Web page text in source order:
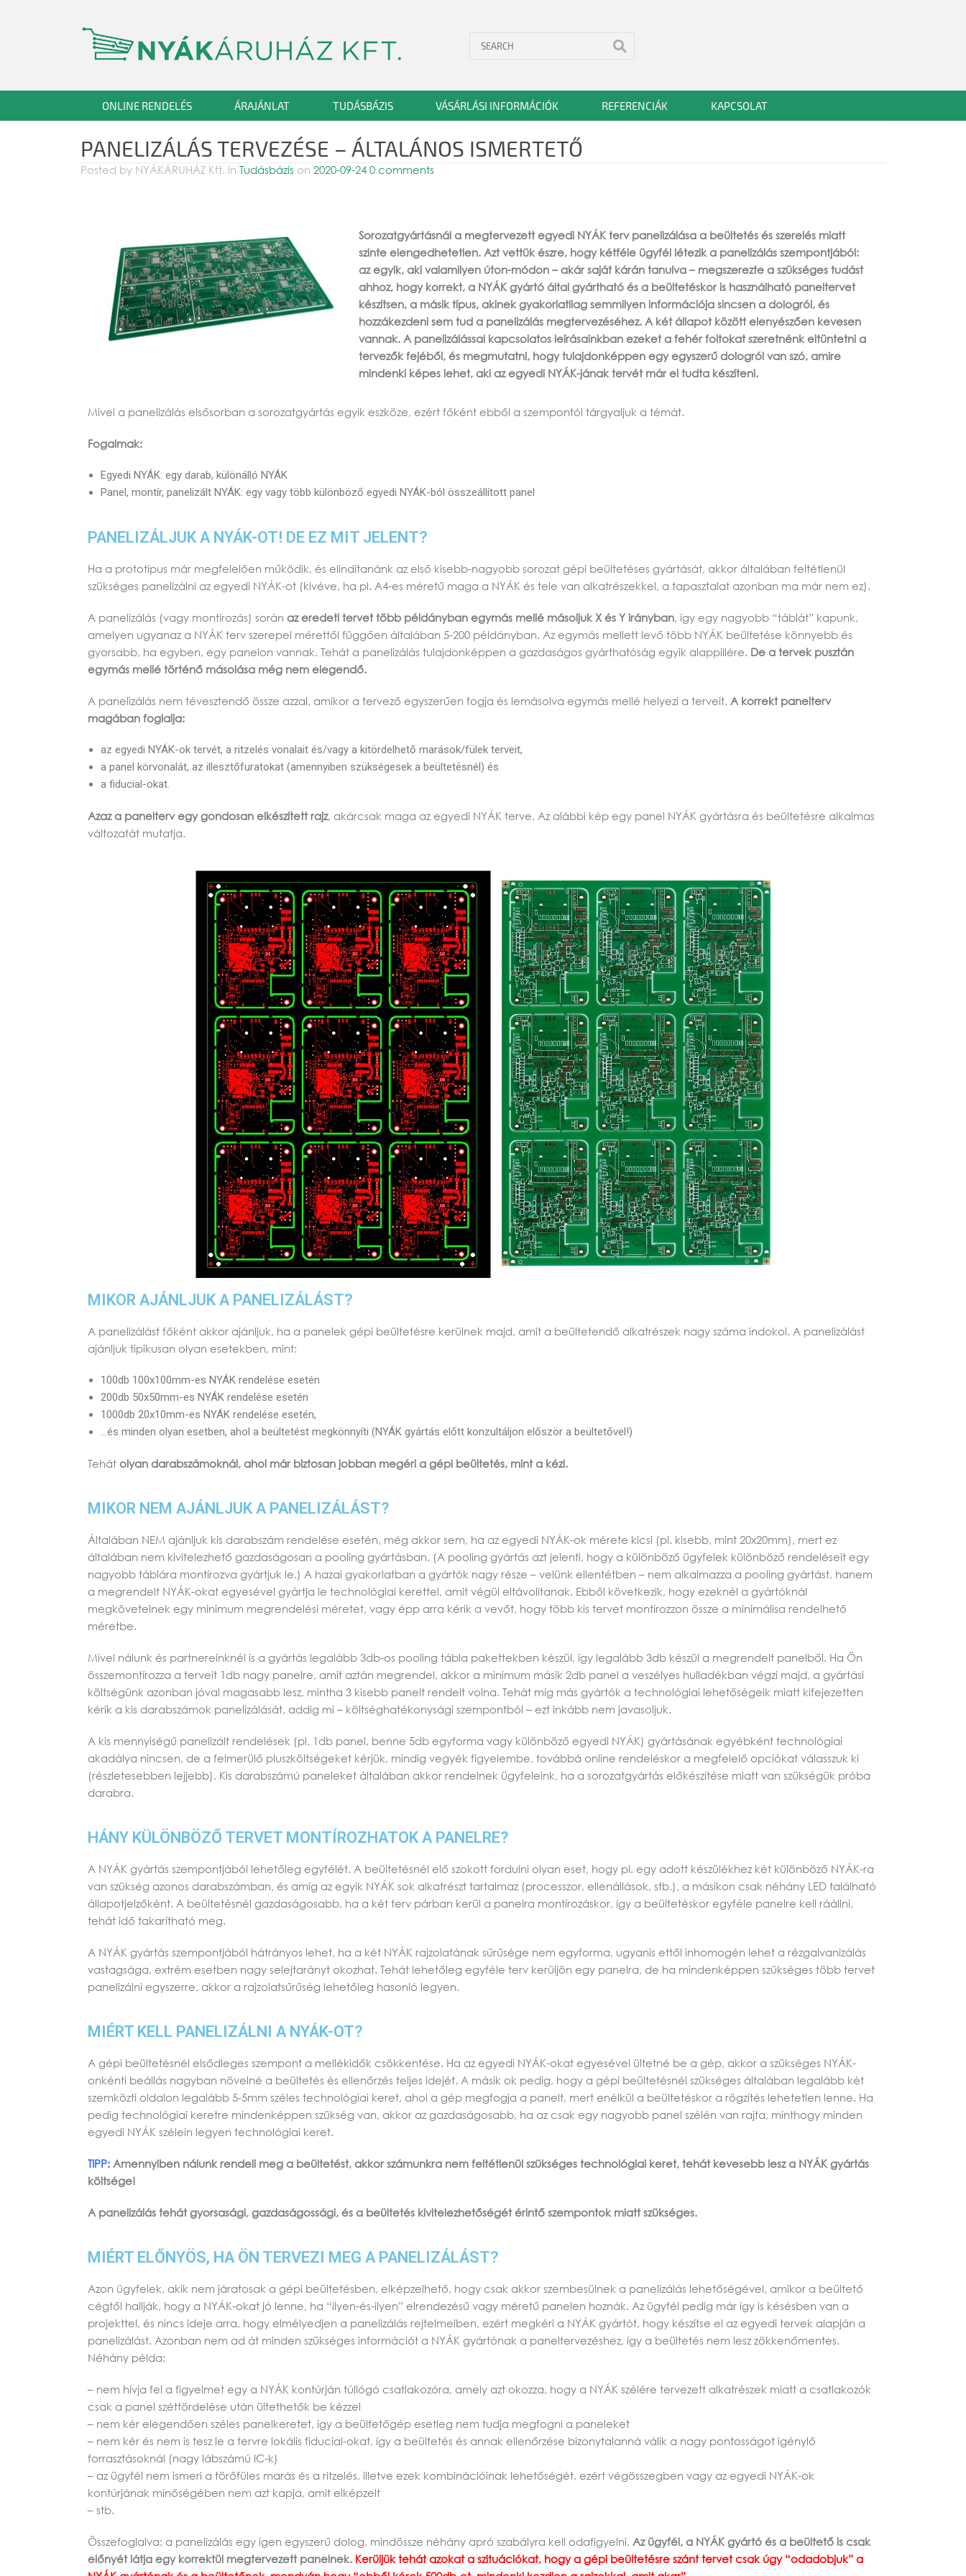
ONLINE RENDELÉS ÁRAJÁNLAT TUDÁSBÁZIS VÁSÁRLÁSI INFORMÁCIÓK REFERENCIÁK KAPCSOLAT
PANELIZÁLÁS TERVEZÉSE – ÁLTALÁNOS ISMERTETŐ
Posted by NYÁKÁRUHÁZ Kft. in Tudásbázis on 2020-09-24 0 comments
Sorozatgyártásnál a megtervezett egyedi NYÁK terv panelizálása a beültetés és szerelés miatt
szinte elengedhetetlen. Azt vettük észre, hogy kétféle ügyfél létezik a panelizálás szempontjából:
az egyik, aki valamilyen úton-módon – akár saját kárán tanulva – megszerezte a szükséges tudást
ahhoz, hogy korrekt, a NYÁK gyártó által gyártható és a beültetéskor is használható paneltervet
készítsen, a másik típus, akinek gyakorlatilag semmilyen információja sincsen a dologról, és
hozzákezdeni sem tud a panelizálás megtervezéséhez. A két állapot között elenyészően kevesen
vannak. A panelizálással kapcsolatos leírásainkban ezeket a fehér foltokat szeretnénk eltüntetni a
tervezők fejéből, és megmutatni, hogy tulajdonképpen egy egyszerű dologról van szó, amire
mindenki képes lehet, aki az egyedi NYÁK-jának tervét már el tudta készíteni.
Mivel a panelizálás elsősorban a sorozatgyártás egyik eszköze, ezért főként ebből a szempontól tárgyaljuk a témát.
Fogalmak:
Egyedi NYÁK: egy darab, különálló NYÁK
Panel, montír, panelizált NYÁK: egy vagy több különböző egyedi NYÁK-ból összeállított panel
PANELIZÁLJUK A NYÁK-OT! DE EZ MIT JELENT?
Ha a prototípus már megfelelően működik, és elindítanánk az első kisebb-nagyobb sorozat gépi beültetéses gyártását, akkor általában feltétlenül
szükséges panelizálni az egyedi NYÁK-ot (kivéve, ha pl. A4-es méretű maga a NYÁK és tele van alkatrészekkel, a tapasztalat azonban ma már nem ez).
A panelizálás (vagy montírozás) során az eredeti tervet több példányban egymás mellé másoljuk X és Y irányban, így egy nagyobb “táblát” kapunk,
amelyen ugyanaz a NYÁK terv szerepel mérettől függően általában 5-200 példányban. Az egymás mellett levő több NYÁK beültetése könnyebb és
gyorsabb, ha egyben, egy panelon vannak. Tehát a panelizálás tulajdonképpen a gazdaságos gyárthatóság egyik alappillére. De a tervek pusztán
egymás mellé történő másolása még nem elegendő.
A panelizálás nem tévesztendő össze azzal, amikor a tervező egyszerűen fogja és lemásolva egymás mellé helyezi a terveit. A korrekt panelterv
magában foglalja:
az egyedi NYÁK-ok tervét, a ritzelés vonalait és/vagy a kitördelhető marások/fülek terveit,
a panel körvonalát, az illesztőfuratokat (amennyiben szükségesek a beültetésnél) és
a fiducial-okat.
Azaz a panelterv egy gondosan elkészített rajz, akárcsak maga az egyedi NYÁK terve. Az alábbi kép egy panel NYÁK gyártásra és beültetésre alkalmas
változatát mutatja.
MIKOR AJÁNLJUK A PANELIZÁLÁST?
A panelizálást főként akkor ajánljuk, ha a panelek gépi beültetésre kerülnek majd, amit a beültetendő alkatrészek nagy száma indokol. A panelizálást
ajánljuk tipikusan olyan esetekben, mint:
100db 100x100mm-es NYÁK rendelése esetén
200db 50x50mm-es NYÁK rendelése esetén
1000db 20x10mm-es NYÁK rendelése esetén,
…és minden olyan esetben, ahol a beültetést megkönnyíti (NYÁK gyártás előtt konzultáljon először a beültetővel!)
Tehát olyan darabszámoknál, ahol már biztosan jobban megéri a gépi beültetés, mint a kézi.
MIKOR NEM AJÁNLJUK A PANELIZÁLÁST?
Általában NEM ajánljuk kis darabszám rendelése esetén, még akkor sem, ha az egyedi NYÁK-ok mérete kicsi (pl. kisebb, mint 20x20mm), mert ez
általában nem kivitelezhető gazdaságosan a pooling gyártásban. (A pooling gyártás azt jelenti, hogy a különböző ügyfelek különböző rendeléseit egy
nagyobb táblára montírozva gyártjuk le.) A hazai gyakorlatban a gyártók nagy része – velünk ellentétben – nem alkalmazza a pooling gyártást, hanem
a megrendelt NYÁK-okat egyesével gyártja le technológiai kerettel, amit végül eltávolítanak. Ebből következik, hogy ezeknél a gyártóknál
megkövetelnek egy minimum megrendelési méretet, vagy épp arra kérik a vevőt, hogy több kis tervet montírozzon össze a minimálisa rendelhető
méretbe.
Mivel nálunk és partnereinknél is a gyártás legalább 3db-os pooling tábla pakettekben készül, így legalább 3db készül a megrendelt panelből. Ha Ön
összemontírozza a terveit 1db nagy panelre, amit aztán megrendel, akkor a minimum másik 2db panel a veszélyes hulladékban végzi majd, a gyártási
költségünk azonban jóval magasabb lesz, mintha 3 kisebb panelt rendelt volna. Tehát míg más gyártók a technológiai lehetőségeik miatt kifejezetten
kérik a kis darabszámok panelizálását, addig mi – költséghatékonysági szempontból – ezt inkább nem javasoljuk.
A kis mennyiségű panelizált rendelések (pl. 1db panel, benne 5db egyforma vagy különböző egyedi NYÁK) gyártásának egyébként technológiai
akadálya nincsen, de a felmerülő pluszköltségeket kérjük, mindig vegyék figyelembe, továbbá online rendeléskor a megfelelő opciókat válasszuk ki
(részletesebben lejjebb). Kis darabszámú paneleket általában akkor rendelnek ügyfeleink, ha a sorozatgyártás előkészítése miatt van szükségük próba
darabra.
HÁNY KÜLÖNBÖZŐ TERVET MONTÍROZHATOK A PANELRE?
A NYÁK gyártás szempontjából lehetőleg egyfélét. A beültetésnél elő szokott fordulni olyan eset, hogy pl. egy adott készülékhez két különböző NYÁK-ra
van szükség azonos darabszámban, és amíg az egyik NYÁK sok alkatrészt tartalmaz (processzor, ellenállások, stb.), a másikon csak néhány LED található
állapotjelzőként. A beültetésnél gazdaságosabb, ha a két terv párban kerül a panelra montírozáskor, így a beültetéskor egyféle panelre kell ráállni,
tehát idő takarítható meg.
A NYÁK gyártás szempontjából hátrányos lehet, ha a két NYÁK rajzolatának sűrűsége nem egyforma, ugyanis ettől inhomogén lehet a rézgalvanizálás
vastagsága, extrém esetben nagy selejtarányt okozhat. Tehát lehetőleg egyféle terv kerüljön egy panelra, de ha mindenképpen szükséges több tervet
panelizálni egyszerre, akkor a rajzolatsűrűség lehetőleg hasonló legyen.
MIÉRT KELL PANELIZÁLNI A NYÁK-OT?
A gépi beültetésnél elsődleges szempont a mellékidők csökkentése. Ha az egyedi NYÁK-okat egyesével ültetné be a gép, akkor a szükséges NYÁK-
onkénti beállás nagyban növelné a beültetés és ellenőrzés teljes idejét. A másik ok pedig, hogy a gépi beültetésnél szükséges általában legalább két
szemközti oldalon legalább 5-5mm széles technológiai keret, ahol a gép megfogja a panelt, mert enélkül a beültetéskor a rögzítés lehetetlen lenne. Ha
pedig technológiai keretre mindenképpen szükség van, akkor az gazdaságosabb, ha az csak egy nagyobb panel szélén van rajta, minthogy minden
egyedi NYÁK szélein legyen technológiai keret.
TIPP: Amennyiben nálunk rendeli meg a beültetést, akkor számunkra nem feltétlenül szükséges technológiai keret, tehát kevesebb lesz a NYÁK gyártás
költsége!
A panelizálás tehát gyorsasági, gazdaságossági, és a beültetés kivitelezhetőségét érintő szempontok miatt szükséges.
MIÉRT ELŐNYÖS, HA ÖN TERVEZI MEG A PANELIZÁLÁST?
Azon ügyfelek, akik nem járatosak a gépi beültetésben, elképzelhető, hogy csak akkor szembesülnek a panelizálás lehetőségével, amikor a beültető
cégtől hallják, hogy a NYÁK-okat jó lenne, ha “ilyen-és-ilyen” elrendezésű vagy méretű panelen hoznák. Az ügyfél pedig már így is késésben van a
projekttel, és nincs ideje arra, hogy elmélyedjen a panelizálás rejtelmeiben, ezért megkéri a NYÁK gyártót, hogy készítse el az egyedi tervek alapján a
panelizálást. Azonban nem ad át minden szükséges információt a NYÁK gyártónak a paneltervezéshez, így a beültetés nem lesz zökkenőmentes.
Néhány példa:
– nem hívja fel a figyelmet egy a NYÁK kontúrján túllógó csatlakozóra, amely azt okozza, hogy a NYÁK szélére tervezett alkatrészek miatt a csatlakozók
csak a panel széttördelése után ültethetők be kézzel
– nem kér elegendően széles panelkeretet, így a beültetőgép esetleg nem tudja megfogni a paneleket
– nem kér és nem is tesz le a tervre lokális fiducial-okat, így a beültetés és annak ellenőrzése bizonytalanná válik a nagy pontosságot igénylő
forrasztásoknál (nagy lábszámú IC-k)
– az ügyfél nem ismeri a törőfüles marás és a ritzelés, illetve ezek kombinációinak lehetőségét, ezért végösszegben vagy az egyedi NYÁK-ok
kontúrjának minőségében nem azt kapja, amit elképzelt
– stb.
Összefoglalva: a panelizálás egy igen egyszerű dolog, mindössze néhány apró szabályra kell odafigyelni. Az ügyfél, a NYÁK gyártó és a beültető is csak
előnyét látja egy korrektül megtervezett panelnek. Kerüljük tehát azokat a szituációkat, hogy a gépi beültetésre szánt tervet csak úgy “odadobjuk” a